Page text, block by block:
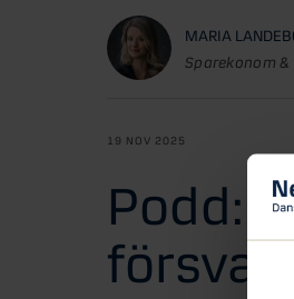
MARIA
Sparekonom
19 NOV 2025
Podd: